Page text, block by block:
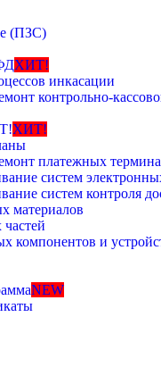
(ПЗС)
ХИТ!
инкасации
контрольно-
ХИТ!
платежных
систем
систем контроля
материалов
компонентов и
NEW